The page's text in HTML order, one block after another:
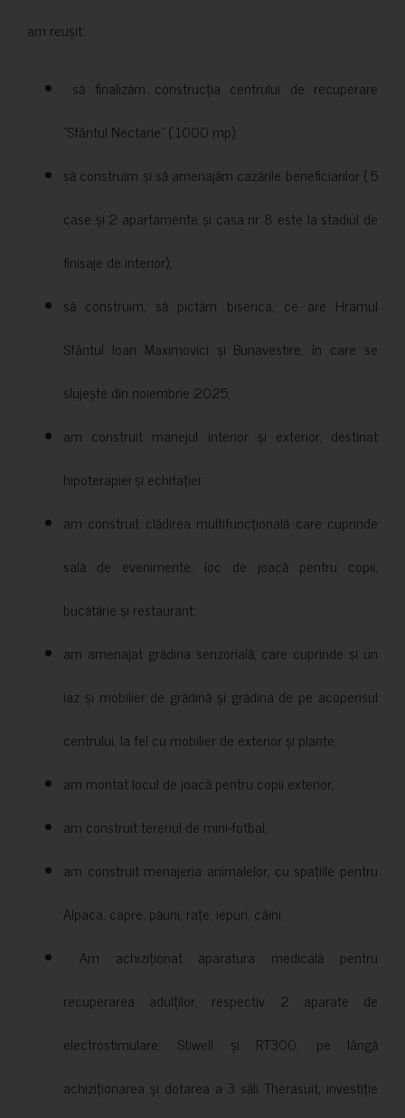
am reușit:
să finalizăm construcția centrului de recuperare
”Sfântul Nectarie” ( 1000 mp);
să construim și să amenajăm cazările beneficiarilor ( 5
case și 2 apartamente și casa nr 8 este la stadiul de
finisaje de interior);
să construim, să pictăm biserica, ce are Hramul
Sfântul Ioan Maximovici și Bunavestire, în care se
slujește din noiembrie 2025;
am construit manejul interior și exterior, destinat
hipoterapiei și echitației;
am construit clădirea multifuncțională care cuprinde
sală de evenimente, loc de joacă pentru copii,
bucătărie și restaurant;
am amenajat grădina senzorială, care cuprinde și un
iaz și mobilier de grădină și grădina de pe acoperisul
centrului, la fel cu mobilier de exterior și plante;
am montat locul de joacă pentru copii exterior;
am construit terenul de mini-fotbal;
am construit menajeria animalelor, cu spațiile pentru
Alpaca, capre, păuni, rațe, iepuri, câini;
Am achiziționat aparatura medicală pentru
recuperarea adulților, respectiv 2 aparate de
electrostimulare: Stiwell și RT300, pe lângă
achiziționarea și dotarea a 3 săli Therasuit, investiție